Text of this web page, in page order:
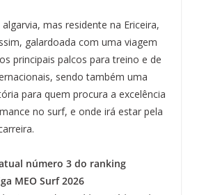
mas residente na Ericeira,
galardoada com uma viagem
principais palcos para treino e de
sendo também uma
para quem procura a excelência
no surf, e onde irá estar pela
número 3 do ranking
MEO Surf 2026